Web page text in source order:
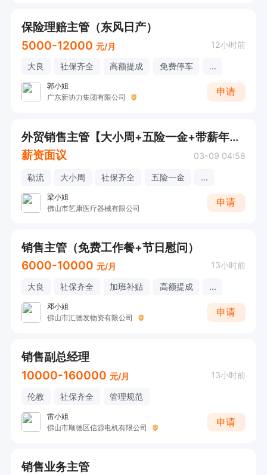
保险理赔主管（东风日产）
5000-12000 元/月 12小时前
大良 社保齐全 高额提成 免费停车 ...
郭小姐
广东新协力集团有限公司
申请
外贸销售主管【大小周+五险一金+带薪年假+节日慰问】
薪资面议
03-09 04:58
勒流 大小周 社保齐全 五险一金 ...
梁小姐
佛山市艺康医疗器械有限公司
申请
销售主管（免费工作餐+节日慰问）
6000-10000 元/月 13小时前
大良 社保齐全 加班补贴 高额提成 ...
邓小姐
佛山市汇德发物资有限公司
申请
销售副总经理
10000-160000 元/月 13小时前
伦教 社保齐全 管理规范
雷小姐
佛山市顺德区信源电机有限公司
申请
销售业务主管